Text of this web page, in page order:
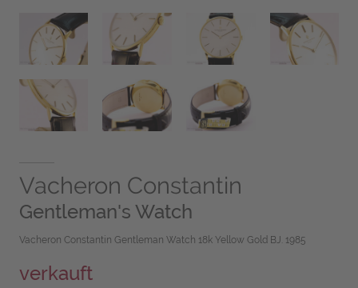
Vacheron Constantin
Gentleman's Watch
Vacheron Constantin Gentleman Watch 18k Yellow Gold BJ. 1985
verkauft